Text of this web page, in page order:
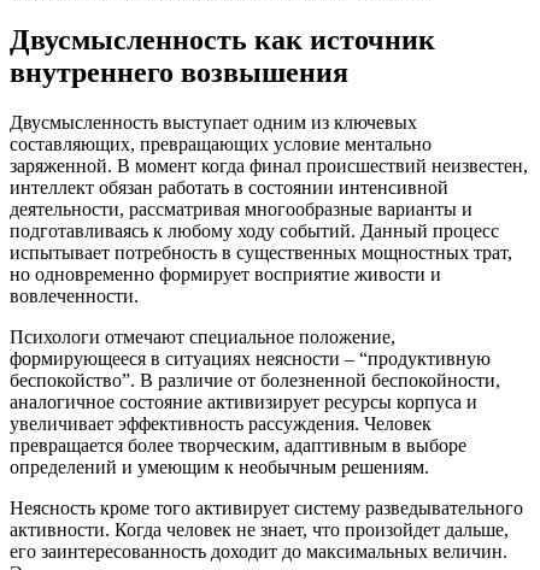
Двусмысленность как источник
внутреннего возвышения
Двусмысленность выступает одним из ключевых
составляющих, превращающих условие ментально
заряженной. В момент когда финал происшествий неизвестен,
интеллект обязан работать в состоянии интенсивной
деятельности, рассматривая многообразные варианты и
подготавливаясь к любому ходу событий. Данный процесс
испытывает потребность в существенных мощностных трат,
но одновременно формирует восприятие живости и
вовлеченности.
Психологи отмечают специальное положение,
формирующееся в ситуациях неясности – “продуктивную
беспокойство”. В различие от болезненной беспокойности,
аналогичное состояние активизирует ресурсы корпуса и
увеличивает эффективность рассуждения. Человек
превращается более творческим, адаптивным в выборе
определений и умеющим к необычным решениям.
Неясность кроме того активирует систему разведывательного
активности. Когда человек не знает, что произойдет дальше,
его заинтересованность доходит до максимальных величин.